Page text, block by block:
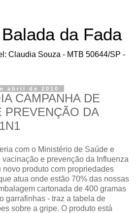
da Fada
Claudia Souza - MTB 50644/SP -
abril de 2010
CAMPANHA DE
PREVENÇÃO DA
com o Ministério de Saúde e
e prevenção da Influenza
novo produto com propriedades
atua onde estão 70% das nossas
cartonada de 400 gramas
garrafinhas - traz a tabela de
sobre a gripe. O produto está